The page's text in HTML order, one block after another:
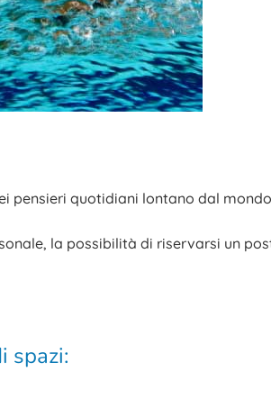
pensieri quotidiani lontano dal
la possibilità di riservarsi un
spazi: